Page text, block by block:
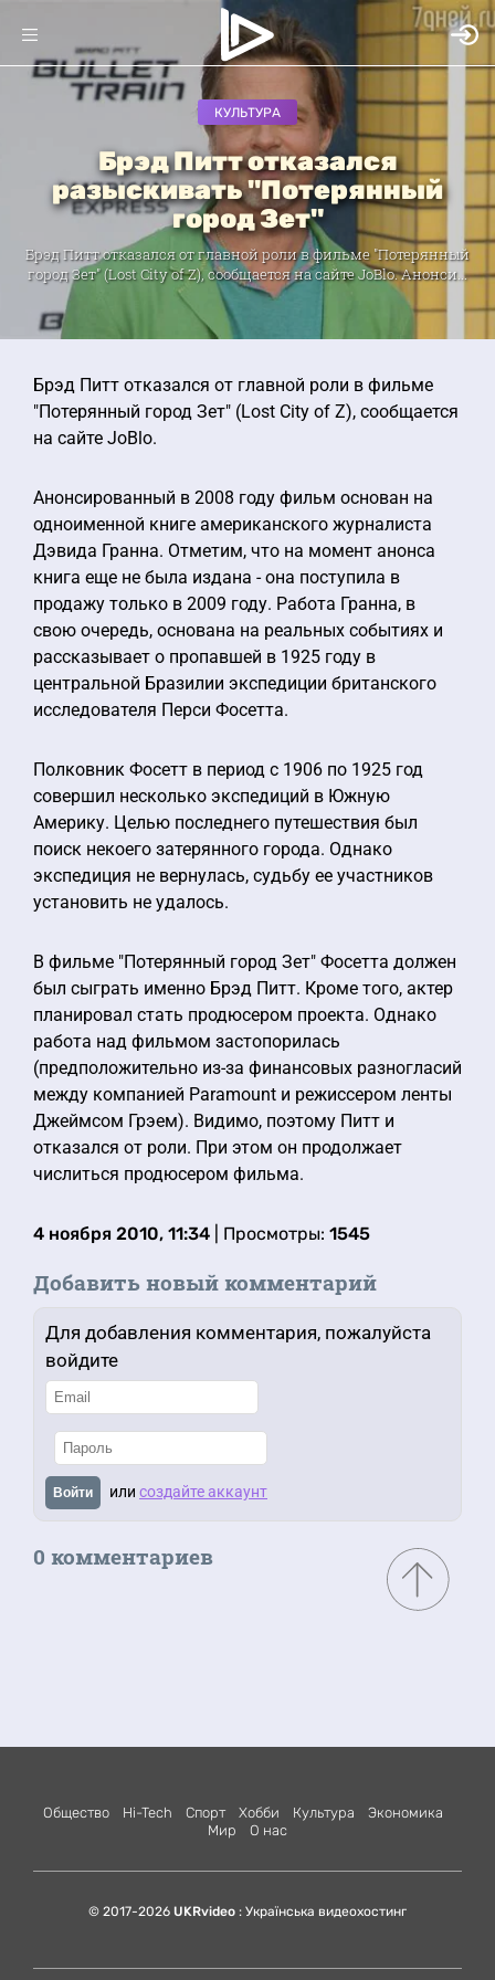
КУЛЬТУРА
Брэд Питт отказался
разыскивать "Потерянный
город Зет"
Брэд Питт отказался от главной роли в фильме "Потерянный
город Зет" (Lost City of Z), сообщается на сайте JoBlo. Анонси...
Брэд Питт отказался от главной роли в фильме
"Потерянный город Зет" (Lost City of Z), сообщается
на сайте JoBlo.
Анонсированный в 2008 году фильм основан на
одноименной книге американского журналиста
Дэвида Гранна. Отметим, что на момент анонса
книга еще не была издана - она поступила в
продажу только в 2009 году. Работа Гранна, в
свою очередь, основана на реальных событиях и
рассказывает о пропавшей в 1925 году в
центральной Бразилии экспедиции британского
исследователя Перси Фосетта.
Полковник Фосетт в период с 1906 по 1925 год
совершил несколько экспедиций в Южную
Америку. Целью последнего путешествия был
поиск некоего затерянного города. Однако
экспедиция не вернулась, судьбу ее участников
установить не удалось.
В фильме "Потерянный город Зет" Фосетта должен
был сыграть именно Брэд Питт. Кроме того, актер
планировал стать продюсером проекта. Однако
работа над фильмом застопорилась
(предположительно из-за финансовых разногласий
между компанией Paramount и режиссером ленты
Джеймсом Грэем). Видимо, поэтому Питт и
отказался от роли. При этом он продолжает
числиться продюсером фильма.
4 ноября 2010, 11:34 | Просмотры: 1545
Добавить новый комментарий
Для добавления комментария, пожалуйста
войдите
Войти или создайте аккаунт
0 комментариев
Общество Hi-Tech Спорт Хобби Культура
Экономика
Мир
О нас
© 2017-2026 UKRvideo : Українська видеохостинг